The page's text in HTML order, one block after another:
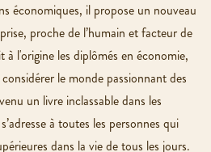
économiques, il propose un nouveau
proche de l’humain et facteur de
l'origine les diplômés en économie,
le monde passionnant des
un livre inclassable dans les
à toutes les personnes qui
dans la vie de tous les jours.